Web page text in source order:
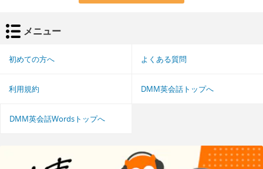
メニュー
初めての方へ よくある質問
利用規約 DMM英会話トップへ
DMM英会話Wordsトップへ